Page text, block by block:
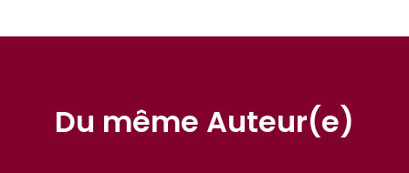
Du même Auteur(e)